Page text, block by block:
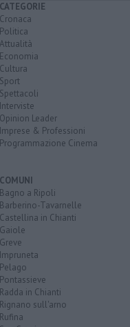
CATEGORIE
Cronaca
Politica
Attualità
Economia
Cultura
Sport
Spettacoli
Interviste
Opinion Leader
Imprese & Professioni
Programmazione Cinema
COMUNI
Bagno a Ripoli
Barberino-Tavarnelle
Castellina in Chianti
Gaiole
Greve
Impruneta
Pelago
Pontassieve
Radda in Chianti
Rignano sull'arno
Rufina